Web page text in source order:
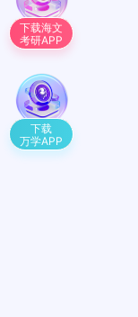
下载海文
考研APP
下载
万学APP